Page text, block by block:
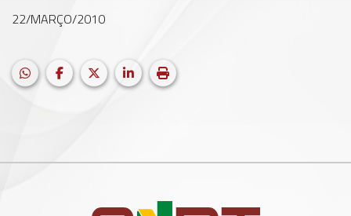
22/MARÇO/2010
Facebook LinkedIn
X (formerly Twitter)
HELIX_ULTIMATE_SHARE_WHATSAPP
Imprimir matéria